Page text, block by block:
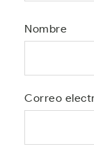
Nombre
Correo